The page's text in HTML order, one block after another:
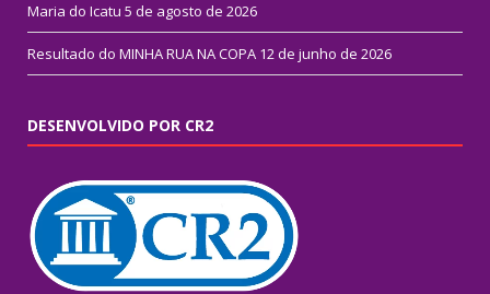
Maria do Icatu 5 de agosto de 2026
Resultado do MINHA RUA NA COPA 12 de junho de 2026
DESENVOLVIDO POR CR2